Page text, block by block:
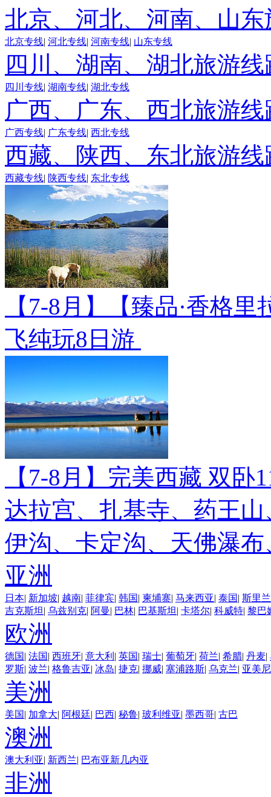
北京、河北、河南、山
北京专线| 河北专线| 河南专线| 山东专线
四川、湖南、湖北旅游线
四川专线| 湖南专线| 湖北专线
广西、广东、西北旅游线
广西专线| 广东专线| 西北专线
西藏、陕西、东北旅游线
西藏专线| 陕西专线| 东北专线
【7-8月】【臻品·香格
飞纯玩8日游
【7-8月】完美西藏 双
达拉宫、扎基寺、药王
伊沟、卡定沟、天佛瀑布
亚洲
日本| 新加坡| 越南| 菲律宾| 韩国| 柬埔寨| 马来西亚| 泰国| 斯里
吉克斯坦 | 乌兹别克| 阿曼| 巴林| 巴基斯坦 | 卡塔尔| 科威特| 黎巴
欧洲
德国| 法国| 西班牙| 意大利 | 英国| 瑞士| 葡萄牙| 荷兰| 希腊| 丹麦|
罗斯| 波兰| 格鲁吉亚| 冰岛| 捷克| 挪威| 塞浦路斯| 乌克兰| 亚美
美洲
美国| 加拿大| 阿根廷| 巴西| 秘鲁| 玻利维亚| 墨西哥| 古巴
澳洲
澳大利亚| 新西兰| 巴布亚新几内亚
非洲